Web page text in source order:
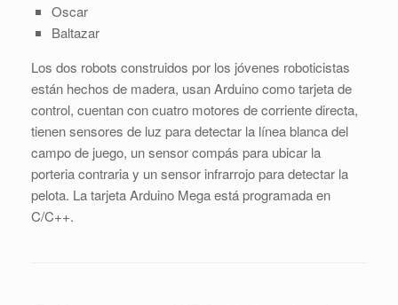
Oscar
Baltazar
Los dos robots construidos por los jóvenes roboticistas
están hechos de madera, usan Arduino como tarjeta de
control, cuentan con cuatro motores de corriente directa,
tienen sensores de luz para detectar la línea blanca del
campo de juego, un sensor compás para ubicar la
porteria contraria y un sensor infrarrojo para detectar la
pelota. La tarjeta Arduino Mega está programada en
C/C++.